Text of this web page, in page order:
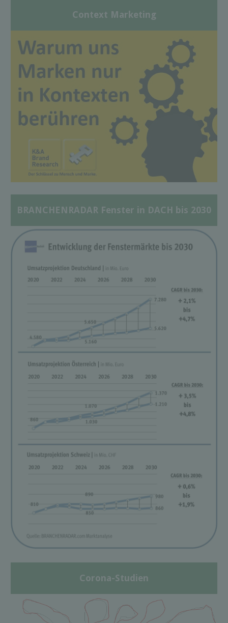
Context Marketing
BRANCHENRADAR Fenster in DACH bis 2030
Corona-Studien